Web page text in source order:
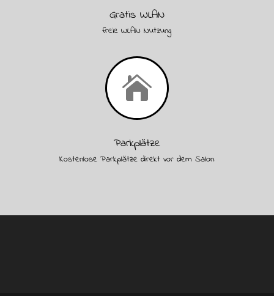
Gratis WLAN
freie WLAN Nutzung

Parkplätze
Kostenlose Parkplätze direkt vor dem Salon